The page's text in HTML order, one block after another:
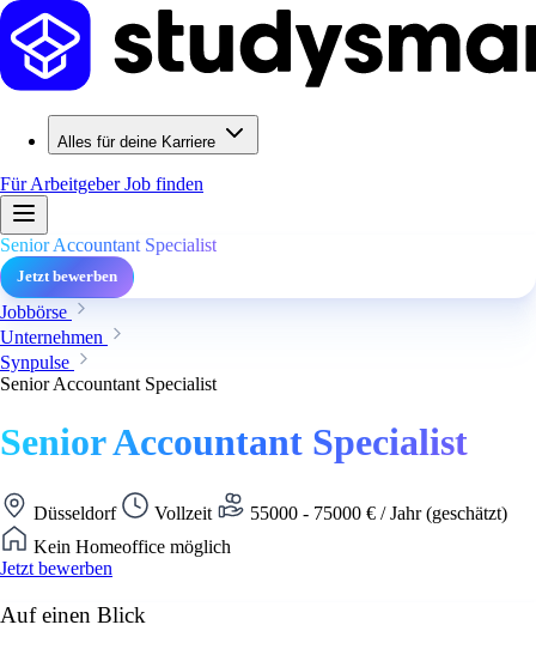
Alles für deine Karriere
Für ArbeitgeberJob finden
Senior Accountant Specialist
Jetzt bewerben
Jobbörse
Unternehmen
Synpulse
Senior Accountant Specialist
Senior Accountant Specialist
Düsseldorf Vollzeit
55000 - 75000 € / Jahr (geschätzt)
Kein Homeoffice möglich
Jetzt bewerben
Auf einen Blick